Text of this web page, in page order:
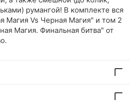
румангой! В комплекте вся
Магия Vs Черная Магия" и том 2
Магия. Финальная битва" от